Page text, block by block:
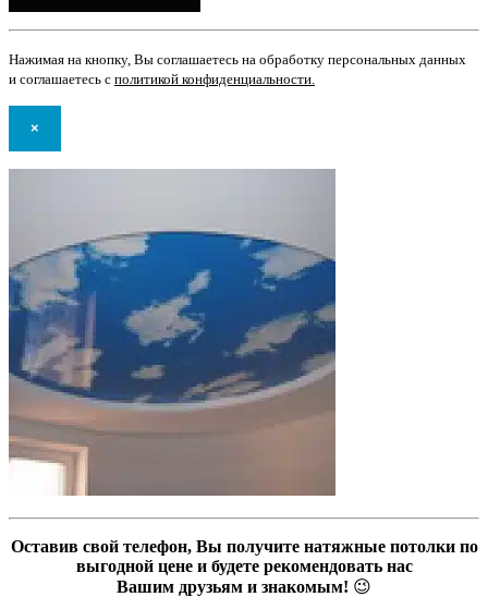
Нажимая на кнопку, Вы соглашаетесь на обработку персональных данных
и соглашаетесь с политикой конфиденциальности
×
Оставив свой телефон, Вы получите натяжные потолки по
выгодной цене и будете рекомендовать нас
Вашим друзьям и знакомым! 😉